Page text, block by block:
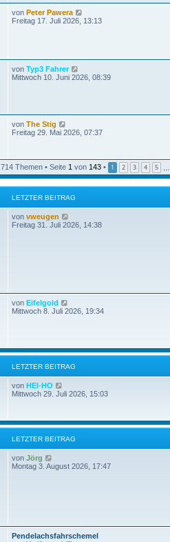
e
i
t
t
e
i
t
r
a
von Peter Pawera
e
e
B
Freitag 17. Juli 2026, 13:13
von Typ3 Fahrer
e
e
B
t
r
a
Mittwoch 10. Juni 2026, 08:39
von The Stig
e
e
r
B
e
i
t
r
Freitag 29. Mai 2026, 07:37
714 Themen • Seite 1 von 143 • 1 2 3 4 5 …
LETZTER BEITRAG
von vweugen
e
t
r
Freitag 31. Juli 2026, 14:38
von Eifelgold
e
e
B
e
t
Mittwoch 8. Juli 2026, 19:34
LETZTER BEITRAG
von HEI-HO
e
t
r
B
i
Mittwoch 29. Juli 2026, 15:03
LETZTER BEITRAG
von Jörg
e
e
i
Montag 3. August 2026, 17:47
Pendelachsfahrschemel